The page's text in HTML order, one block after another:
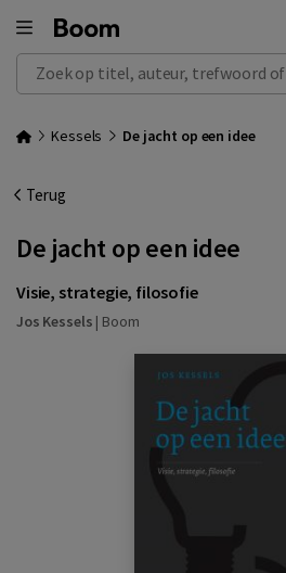
Zoek op titel, auteur, trefwoord of ISBN
Kessels De jacht op een idee
Terug
De jacht op een idee
Visie, strategie, filosofie
Jos Kessels | Boom